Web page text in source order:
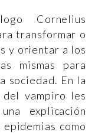
Cornelius
transformar o
y orientar a los
mismas para
sociedad. En la
vampiro les
explicación
como